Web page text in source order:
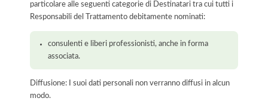
particolare alle seguenti categorie di Destinatari tra cui tutti i
Responsabili del Trattamento debitamente nominati:
consulenti e liberi professionisti, anche in forma
associata.
Diffusione: I suoi dati personali non verranno diffusi in alcun
modo.